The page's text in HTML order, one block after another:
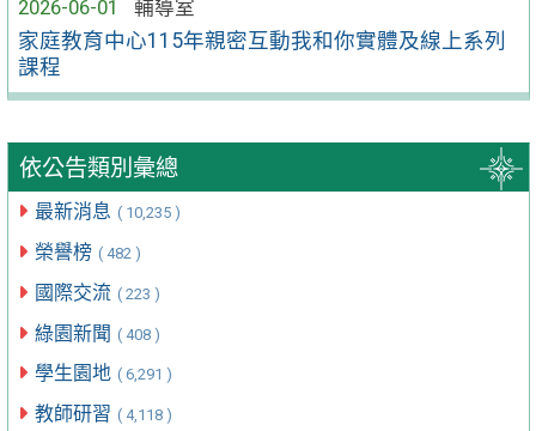
2026-06-01
輔導室
家庭教育中心115年親密互動我和你實體及線上系列
課程
依公告類別彙總
最新消息 ( 10,235 )
榮譽榜 ( 482 )
國際交流 ( 223 )
綠園新聞 ( 408 )
學生園地 ( 6,291 )
教師研習 ( 4,118 )